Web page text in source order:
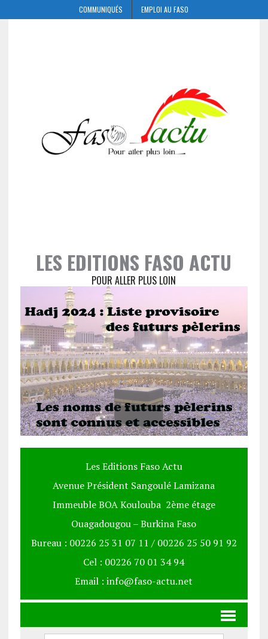
COMMUNIQUÉS EMPLOI AU FASO
LES EDITIONS FASO ACTU
POUR ALLER PLUS LOIN
Les Editions Faso Actu
Avenue Président Sangoulé Lamizana
Immeuble BOA Koulouba 2ème étage
Ouagadougou – Burkina Faso
Bureau : 00226 25 31 07 11 / 00226 25 50 91 92
Cel : 00226 70 01 34 94
Email : info@faso-actu.net